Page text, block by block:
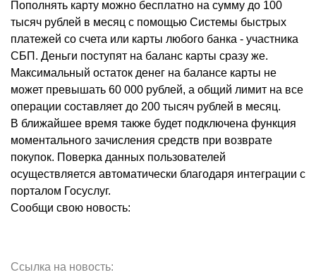
Пополнять карту можно бесплатно на сумму до 100
тысяч рублей в месяц с помощью Системы быстрых
платежей со счета или карты любого банка - участника
СБП. Деньги поступят на баланс карты сразу же.
Максимальный остаток денег на балансе карты не
может превышать 60 000 рублей, а общий лимит на все
операции составляет до 200 тысяч рублей в месяц.
В ближайшее время также будет подключена функция
моментального зачисления средств при возврате
покупок. Поверка данных пользователей
осуществляется автоматически благодаря интеграции с
порталом Госуслуг.
Сообщи свою новость:
Ссылка на новость: